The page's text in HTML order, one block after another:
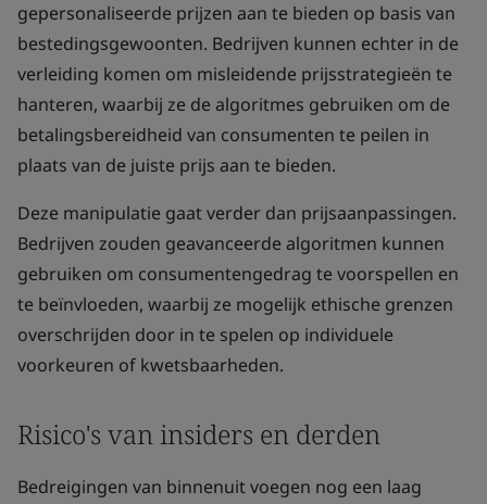
gepersonaliseerde prijzen aan te bieden op basis van
bestedingsgewoonten. Bedrijven kunnen echter in de
verleiding komen om misleidende prijsstrategieën te
hanteren, waarbij ze de algoritmes gebruiken om de
betalingsbereidheid van consumenten te peilen in
plaats van de juiste prijs aan te bieden.
Deze manipulatie gaat verder dan prijsaanpassingen.
Bedrijven zouden geavanceerde algoritmen kunnen
gebruiken om consumentengedrag te voorspellen en
te beïnvloeden, waarbij ze mogelijk ethische grenzen
overschrijden door in te spelen op individuele
voorkeuren of kwetsbaarheden.
Risico's van insiders en derden
Bedreigingen van binnenuit voegen nog een laag